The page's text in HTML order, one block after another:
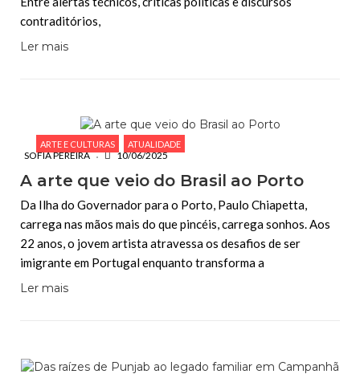
contraditórios,
Ler mais
ARTE E CULTURAS ATUALIDADE
SOFIA PEREIRA 10/06/2025
A arte que veio do Brasil ao Porto
Da Ilha do Governador para o Porto, Paulo Chiapetta,
carrega nas mãos mais do que pincéis, carrega sonhos. Aos
22 anos, o jovem artista atravessa os desafios de ser
imigrante em Portugal enquanto transforma a
Ler mais